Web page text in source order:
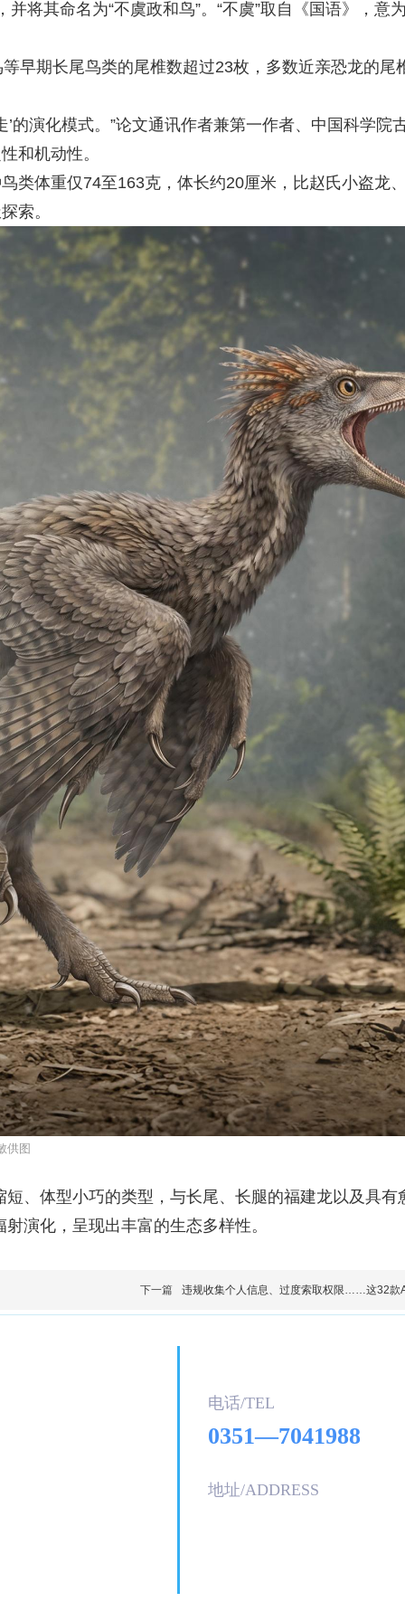
将其命名为“不虞政和鸟”。“不虞”取自《国语》，意
早期长尾鸟类的尾椎数超过23枚，多数近亲恐龙的尾
’的演化模式。”论文通讯作者兼第一作者、中国科学院
和机动性。
类体重仅74至163克，体长约20厘米，比赵氏小盗龙
索。
供图
、体型小巧的类型，与长尾、长腿的福建龙以及具有
演化，呈现出丰富的生态多样性。
下一篇 违规收集个人信息、过度索取权限……这32款
电话/TEL
0351—7041988
地址/ADDRESS